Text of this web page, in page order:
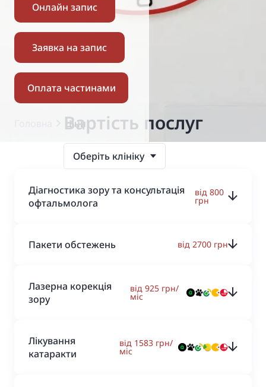
Онлайн запис
Заявка на запис
Оплата частинами
Ціни
Вартість послуг
Оберіть клініку
Діагностика зору та консультація
офтальмолога
від 800
грн
Пакети обстежень від 2700 грн
Лазерна корекція
зору
від 925 грн/
міс
Лікування
катаракти
від 1583 грн/
міс